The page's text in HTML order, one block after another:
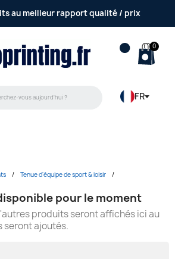
au meilleur rapport qualité / prix
FR
Tenue d'équipe de sport & loisir
pour le moment
produits seront affichés ici au
seront ajoutés.